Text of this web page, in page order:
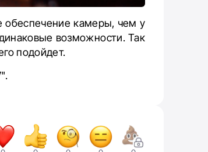
обеспечение камеры, чем у
возможности. Так
подойдет.